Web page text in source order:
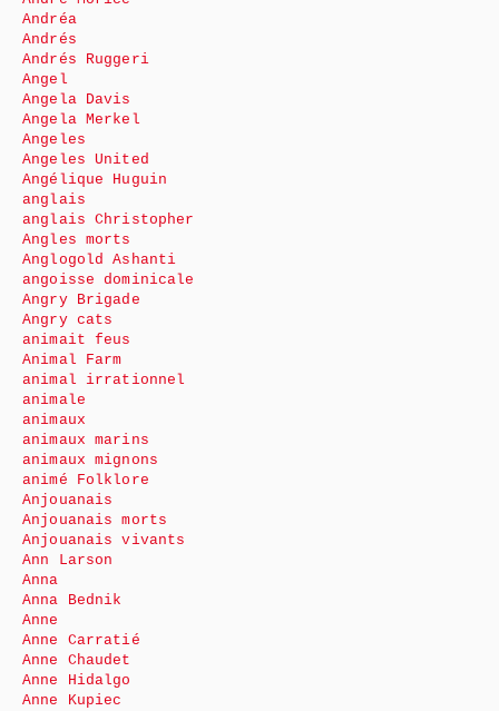
Andréa
Andrés
Andrés Ruggeri
Angel
Angela Davis
Angela Merkel
Angeles
Angeles United
Angélique Huguin
anglais
anglais Christopher
Angles morts
Anglogold Ashanti
angoisse dominicale
Angry Brigade
Angry cats
animait feus
Animal Farm
animal irrationnel
animale
animaux
animaux marins
animaux mignons
animé Folklore
Anjouanais
Anjouanais morts
Anjouanais vivants
Ann Larson
Anna
Anna Bednik
Anne
Anne Carratié
Anne Chaudet
Anne Hidalgo
Anne Kupiec